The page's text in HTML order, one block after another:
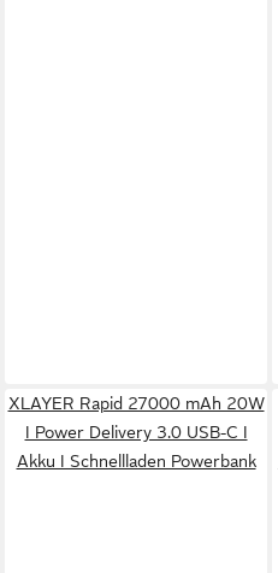
XLAYER Rapid 27000 mAh 20W
I Power Delivery 3.0 USB-C I
Akku I Schnellladen Powerbank